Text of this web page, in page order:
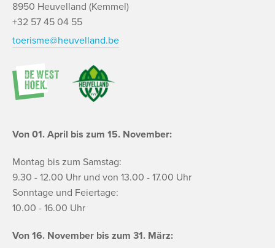
8950 Heuvelland (Kemmel)
+32 57 45 04 55
toerisme@heuvelland.be
Von 01. April bis zum 15. November:
Montag bis zum Samstag:
9.30 - 12.00 Uhr und von 13.00 - 17.00 Uhr
Sonntage und Feiertage:
10.00 - 16.00 Uhr
Von 16. November bis zum 31. März: